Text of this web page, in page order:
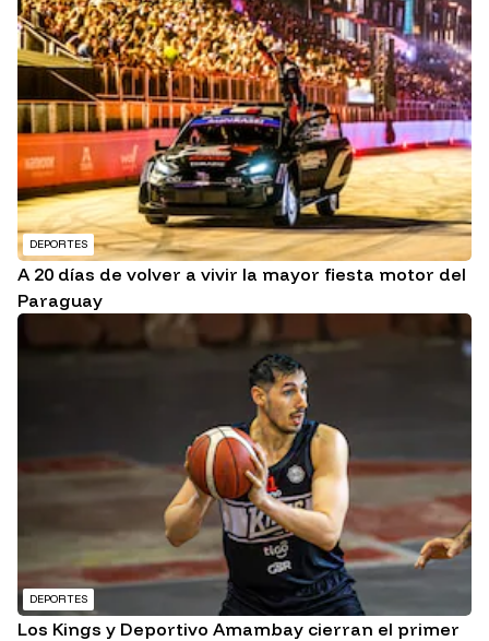
DEPORTES
A 20 días de volver a vivir la mayor fiesta motor del
Paraguay
DEPORTES
Los Kings y Deportivo Amambay cierran el primer